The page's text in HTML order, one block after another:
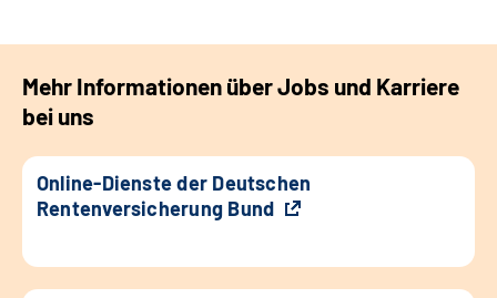
Mehr Informationen über Jobs und Karriere
bei uns
Online-Dienste der Deutschen
Rentenversicherung Bund